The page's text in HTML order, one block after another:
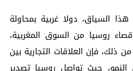
السياق، دولا غربية بمحاولة
روسيا من السوق المغربية،
ذلك، فإن العلاقات التجارية بين
النمو، حيث تواصل روسيا تصدير